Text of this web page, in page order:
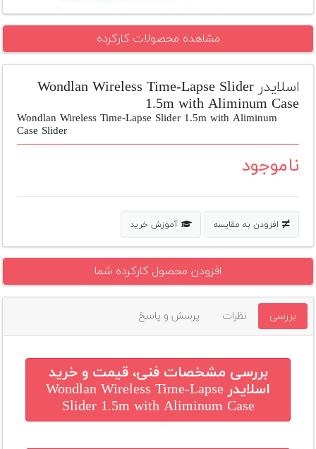
پلاس
افزودن
محصول
لیست
مشاهده محصولات کارکرده
اسلایدر Wondlan Wireless Time-Lapse Slider
1.5m with Aliminum Case
Wondlan Wireless Time-Lapse Slider 1.5m with Aliminum
Case Slider
ناموجود
افزودن به مقایسه آموزش خرید
افزودن محصول کارکرده شما
بررسی نظرات پرسش و پاسخ
بررسی مشخصات فنی، قیمت و خرید
اسلایدر Wondlan Wireless Time-Lapse
Slider 1.5m with Aliminum Case